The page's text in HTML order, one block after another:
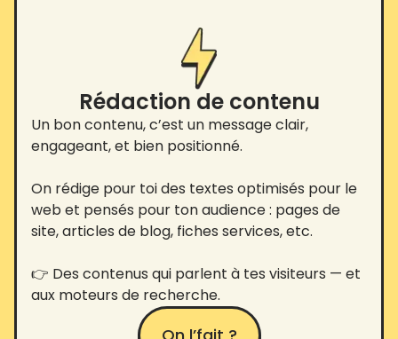
Rédaction de contenu
Un bon contenu, c’est un message clair,
engageant, et bien positionné.
On rédige pour toi des textes optimisés pour le
web et pensés pour ton audience : pages de
site, articles de blog, fiches services, etc.
👉 Des contenus qui parlent à tes visiteurs — et
aux moteurs de recherche.